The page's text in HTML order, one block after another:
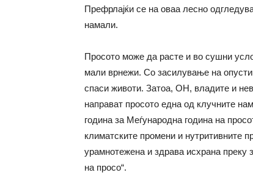
Префрлајќи се на оваа лесно
намали.
Просото може да расте и во сушни
мали врнежи. Со засилување на
спаси животи. Затоа, ОН, владите и
направат просото една од клучните
година за Меѓународна година на
климатските промени и нутритивните
урамнотежена и здрава исхрана
на просо“.